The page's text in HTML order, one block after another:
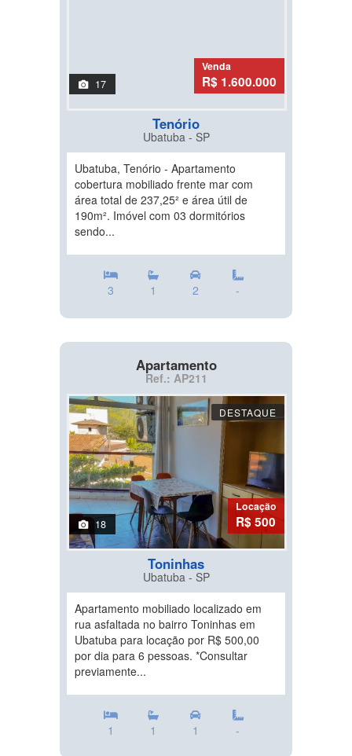
17
Venda
R$ 1.600.000
Tenório
Ubatuba - SP
Ubatuba, Tenório - Apartamento
cobertura mobiliado frente mar com
área total de 237,25² e área útil de
190m². Imóvel com 03 dormitórios
sendo...
3 1 2 -
Apartamento
Ref.: AP211
DESTAQUE
18
Locação
R$ 500
Toninhas
Ubatuba - SP
Apartamento mobiliado localizado em
rua asfaltada no bairro Toninhas em
Ubatuba para locação por R$ 500,00
por dia para 6 pessoas. *Consultar
previamente...
1 1 1 -